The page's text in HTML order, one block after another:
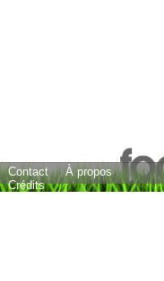
Jonas Hofmann
Contact
À propos
Crédits